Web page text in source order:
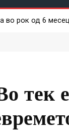
рок од 6 месеци
повредени,
тек е